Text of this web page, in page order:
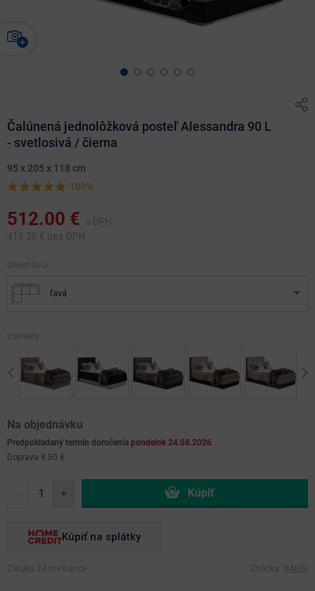
Čalúnená jednolôžková posteľ Alessandra 90 L
- svetlosivá / čierna
95 x 205 x 118 cm
100%
512.00 €
s DPH
416.26 € bez DPH
Orientácia:
ľavá
Varianty:
Previous
Na objednávku
Predpokladaný termín doručenia pondelok 24.08.2026
Doprava 8.50 €
- +
Kúpiť na splátky
Záruka 24 mesiacov Značka: NABBI